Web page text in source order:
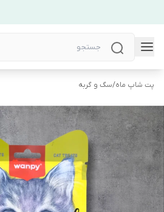
پت شاپ ماه/سگ و گربه